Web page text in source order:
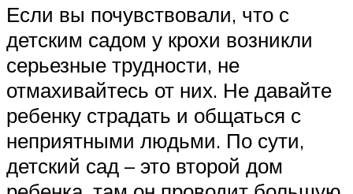
Если вы почувствовали, что с
детским садом у крохи возникли
серьезные трудности, не
отмахивайтесь от них. Не давайте
ребенку страдать и общаться с
неприятными людьми. По сути,
детский сад – это второй дом